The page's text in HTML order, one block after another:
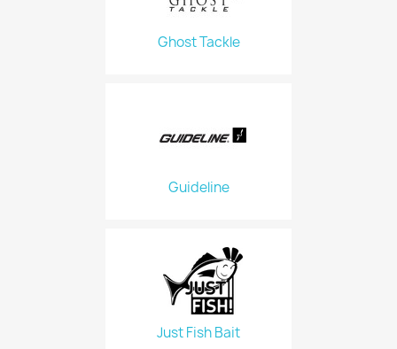
Ghost Tackle
Guideline
Just Fish Bait